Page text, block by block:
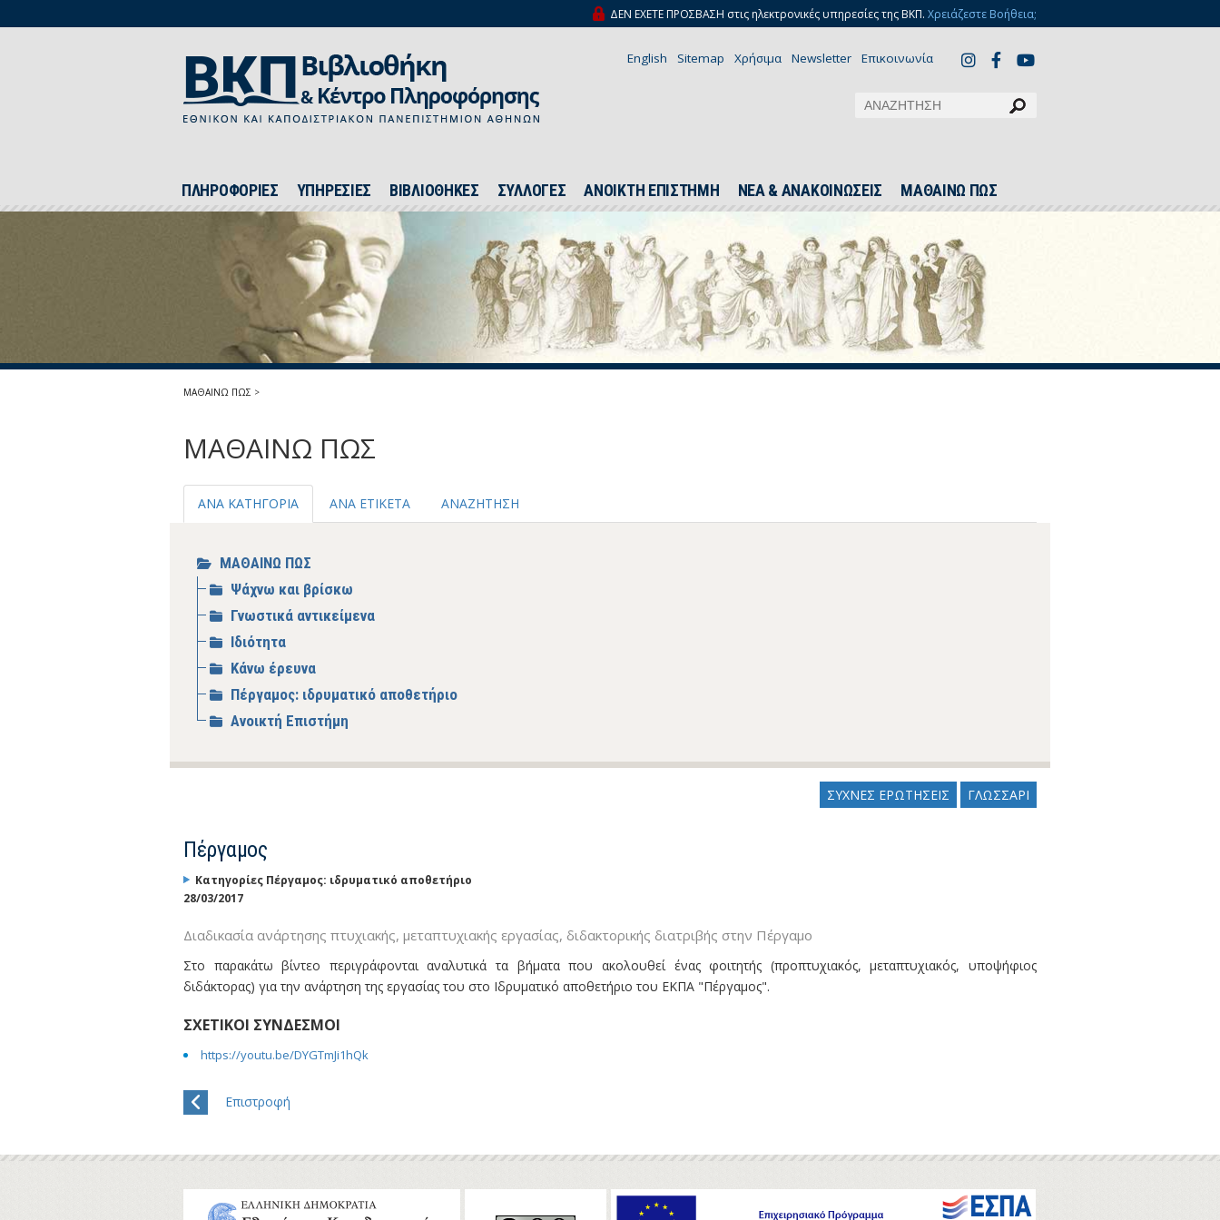
ΔΕΝ ΕΧΕΤΕ ΠΡΟΣΒΑΣΗ στις ηλεκτρονικές υπηρεσίες της ΒΚΠ. Χρειάζεστε Βοήθεια;
English Sitemap Χρήσιμα Newsletter Επικοινωνία
ΠΛΗΡΟΦΟΡΙΕΣ ΥΠΗΡΕΣΙΕΣ ΒΙΒΛΙΟΘΗΚΕΣ ΣΥΛΛΟΓΕΣ ΑΝΟΙΚΤΗ ΕΠΙΣΤΗΜΗ ΝΕΑ & ΑΝΑΚΟΙΝΩΣΕΙΣ ΜΑΘΑΙΝΩ ΠΩΣ
ΜΑΘΑΙΝΩ ΠΩΣ >
ΜΑΘΑΙΝΩ ΠΩΣ
ΑΝΑ ΚΑΤΗΓΟΡΙΑ ΑΝΑ ΕΤΙΚΕΤΑ ΑΝΑΖΗΤΗΣΗ
ΜΑΘΑΙΝΩ ΠΩΣ
Ψάχνω και βρίσκω
Γνωστικά αντικείμενα
Ιδιότητα
Κάνω έρευνα
Πέργαμος: ιδρυματικό αποθετήριο
Ανοικτή Επιστήμη
ΣΥΧΝΕΣ ΕΡΩΤΗΣΕΙΣ ΓΛΩΣΣΑΡΙ
Πέργαμος
Κατηγορίες Πέργαμος: ιδρυματικό αποθετήριο
28/03/2017
Διαδικασία ανάρτησης πτυχιακής, μεταπτυχιακής εργασίας, διδακτορικής διατριβής στην Πέργαμο
Στο παρακάτω βίντεο περιγράφονται αναλυτικά τα βήματα που ακολουθεί ένας φοιτητής (προπτυχιακός, μεταπτυχιακός, υποψήφιος
διδάκτορας) για την ανάρτηση της εργασίας του στο Ιδρυματικό αποθετήριο του ΕΚΠΑ "Πέργαμος".
ΣΧΕΤΙΚΟΊ ΣΎΝΔΕΣΜΟΙ
https://youtu.be/DYGTmJi1hQk
Επιστροφή